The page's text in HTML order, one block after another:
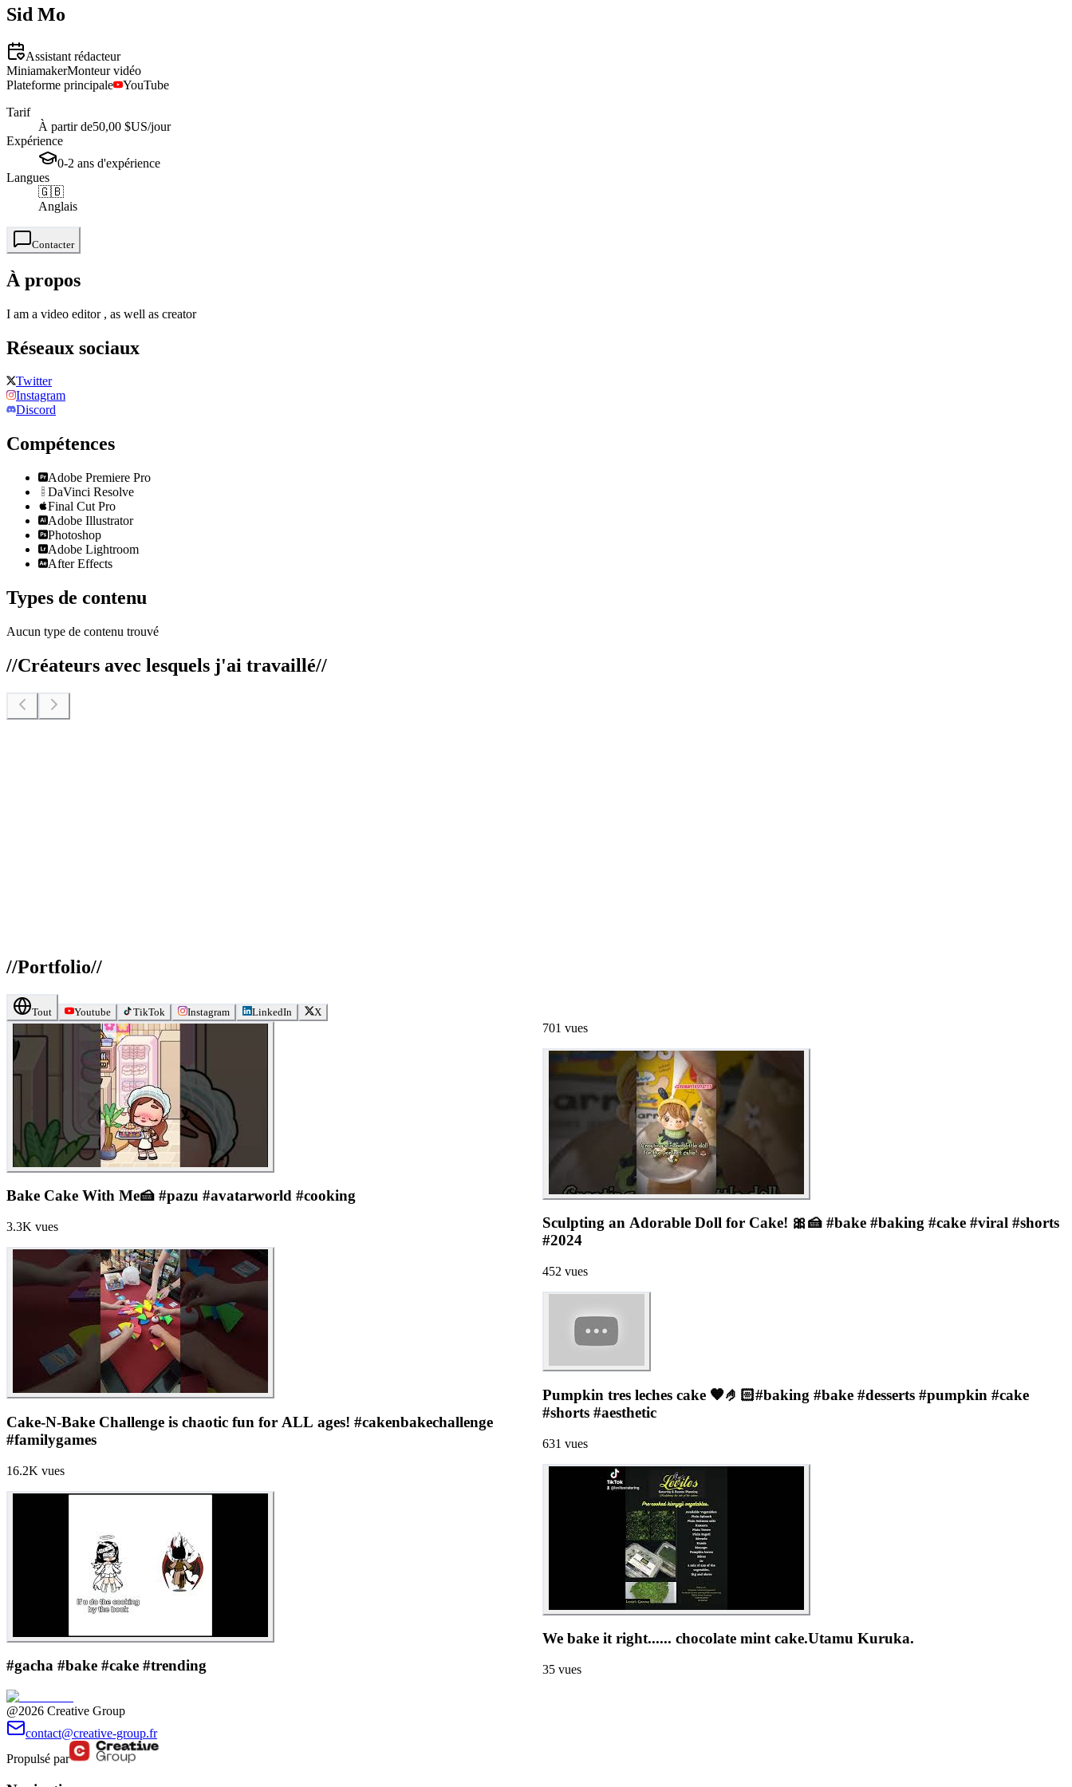
Sid Mo
Assistant rédacteur
MiniamakerMonteur vidéo
Plateforme principale
YouTube
Tarif
À partir de50,00 $US/jour
Expérience
0-2 ans d'expérience
Langues
🇬🇧
Anglais
Contacter
À propos
I am a video editor , as well as creator
Réseaux sociaux
Twitter
Instagram
Discord
Compétences
Adobe Premiere Pro
DaVinci Resolve
Final Cut Pro
Adobe Illustrator
Photoshop
Adobe Lightroom
After Effects
Types de contenu
Aucun type de contenu trouvé
//Créateurs avec lesquels j'ai travaillé//
//Portfolio//
Tout Youtube TikTok Instagram LinkedIn X
Bake Cake With Me🍰 #pazu #avatarworld #cooking
3.3K vues
Cake-N-Bake Challenge is chaotic fun for ALL ages! #cakenbakechallenge
#familygames
16.2K vues
#gacha #bake #cake #trending
701 vues
Sculpting an Adorable Doll for Cake! 🎀🍰 #bake #baking #cake #viral #shorts
#2024
452 vues
Pumpkin tres leches cake 🧡🤌🏻#baking #bake #desserts #pumpkin #cake
#shorts #aesthetic
631 vues
We bake it right...... chocolate mint cake.Utamu Kuruka.
35 vues
@2026 Creative Group
contact@creative-group.fr
Propulsé par